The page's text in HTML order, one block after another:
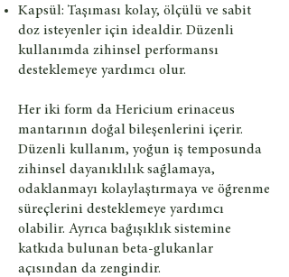
Kapsül: Taşıması kolay, ölçülü ve sabit
doz isteyenler için idealdir. Düzenli
kullanımda zihinsel performansı
desteklemeye yardımcı olur.
Her iki form da Hericium erinaceus
mantarının doğal bileşenlerini içerir.
Düzenli kullanım, yoğun iş temposunda
zihinsel dayanıklılık sağlamaya,
odaklanmayı kolaylaştırmaya ve öğrenme
süreçlerini desteklemeye yardımcı
olabilir. Ayrıca bağışıklık sistemine
katkıda bulunan beta-glukanlar
açısından da zengindir.